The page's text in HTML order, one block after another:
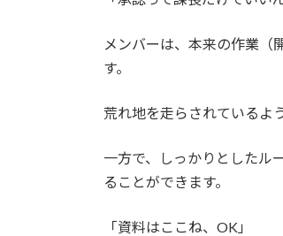
メンバーは、本来の作業（
す。
荒れ地を走らされているよ
一方で、しっかりとしたル
ることができます。
「資料はここね、OK」